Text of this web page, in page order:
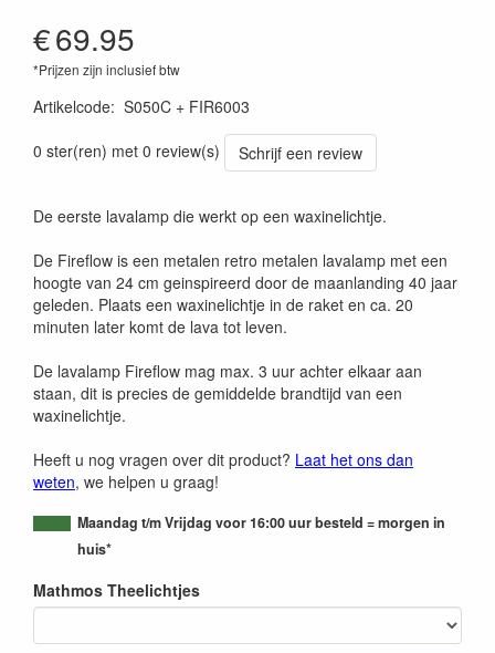
€69.95
*Prijzen zijn inclusief btw
Artikelcode: S050C + FIR6003
0 ster(ren) met 0 review(s)
Schrijf een review
De eerste lavalamp die werkt op een waxinelichtje.
De Fireflow is een metalen retro metalen lavalamp met een
hoogte van 24 cm geinspireerd door de maanlanding 40 jaar
geleden. Plaats een waxinelichtje in de raket en ca. 20
minuten later komt de lava tot leven.
De lavalamp Fireflow mag max. 3 uur achter elkaar aan
staan, dit is precies de gemiddelde brandtijd van een
waxinelichtje.
Heeft u nog vragen over dit product? Laat het ons dan
weten, we helpen u graag!
Maandag t/m Vrijdag voor 16:00 uur besteld = morgen in
huis*
Mathmos Theelichtjes